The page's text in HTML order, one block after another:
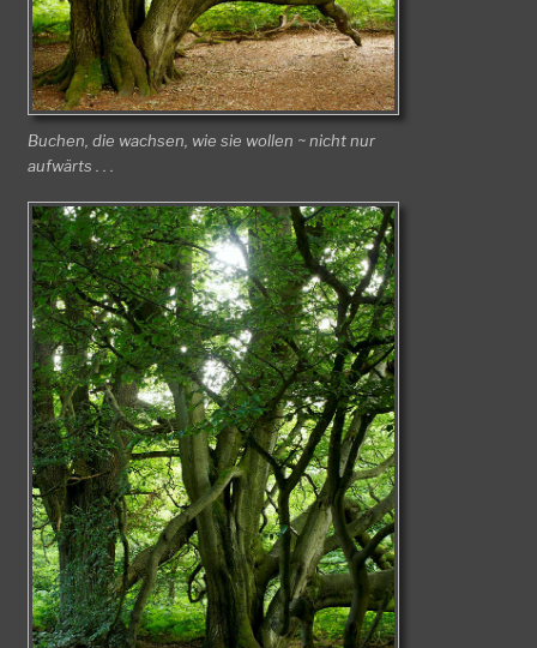
Buchen, die wachsen, wie sie wollen ~ nicht nur
aufwärts . . .